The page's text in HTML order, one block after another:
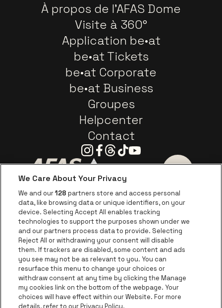
À propos de l'AFAS Dome
Visite à 360°
Application be•at
be•at Tickets
be•at Corporate
be•at Business
Groupes
Helpcenter
Contact
Instagram
Facebook
Threads
TiktokYoutube
Visitez le
Visitez le site de Europcar
Visitez le site
Visitez le site de Coca-Cola
Visitez le site de Red Bull
Visitez le
Visitez le site de Champagne Pommery
Visitez le site de Le
Visitez le site de Le logo Lillet en
Visitez le site
AFAS Dome fait partie de be•at
We Care About Your Privacy
We and our128 partners store and access personal
data, like browsing data or unique identifiers, on your
device. Selecting Accept All enables tracking
technologies to support the purposes shown under we
and our partners process data to provide. Selecting
Reject All or withdrawing your consent will disable
them. If trackers are disabled, some content and ads
you see may not be as relevant to you. You can
resurface this menu to change your choices or
withdraw consent at any time by clicking the Manage
my cookies link on the bottom of the webpage. Your
choices will have effect within our Website. For more
details, refer to our Privacy Policy.